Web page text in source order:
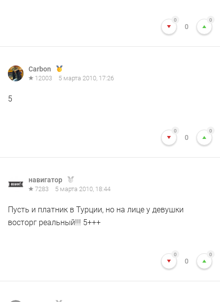
0
0
0
Carbon
12003 5 марта 2010, 17:26
5
0
0
0
навигатор
7283 5 марта 2010, 18:44
Пусть и платник в Турции, но на лице у девушки
восторг реальный!!! 5+++
0
0
0